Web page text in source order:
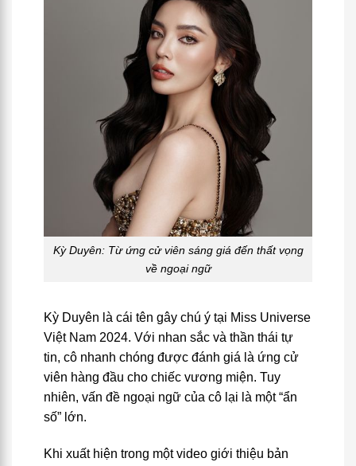
Kỳ Duyên: Từ ứng cử viên sáng giá đến thất vọng
về ngoại ngữ
Kỳ Duyên là cái tên gây chú ý tại Miss Universe
Việt Nam 2024. Với nhan sắc và thần thái tự
tin, cô nhanh chóng được đánh giá là ứng cử
viên hàng đầu cho chiếc vương miện. Tuy
nhiên, vấn đề ngoại ngữ của cô lại là một “ẩn
số” lớn.
Khi xuất hiện trong một video giới thiệu bản